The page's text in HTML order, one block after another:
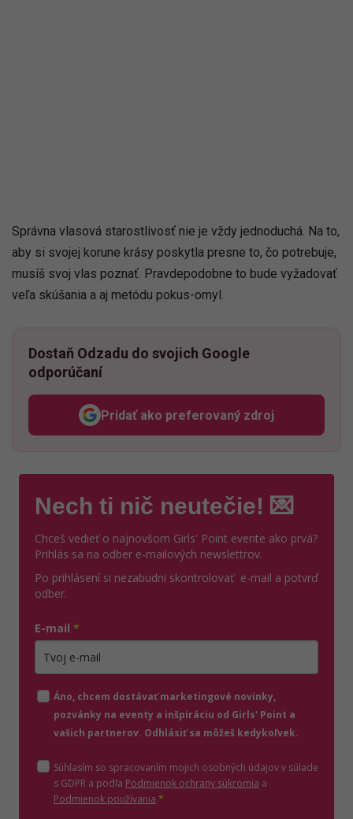
Správna vlasová starostlivosť nie je vždy jednoduchá. Na to,
aby si svojej korune krásy poskytla presne to, čo potrebuje,
musíš svoj vlas poznať. Pravdepodobne to bude vyžadovať
veľa skúšania a aj metódu pokus-omyl.
Dostaň Odzadu do svojich Google
odporúčaní
Pridať ako preferovaný zdroj
Odzadu, odkaz sa otvorí v
Nech ti nič neutečie! 💌
Chceš vedieť o najnovšom Girls' Point evente ako prvá?
Prihlás sa na odber e-mailových newslettrov.
Po prihlásení si nezabudni skontrolovať e-mail a potvrď
odber.
E-mail *
Áno, chcem dostávať marketingové novinky,
pozvánky na eventy a inšpiráciu od Girls' Point a
vašich partnerov. Odhlásiť sa môžeš kedykoľvek.
Súhlasím so spracovaním mojich osobných údajov v súlade
s GDPR a podľa Podmienok ochrany súkromia (otvorí sa v novom
a
Podmienok používania(otvorí sa v novom okne)
.*